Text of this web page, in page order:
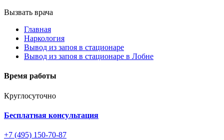
Вызвать врача
Главная
Наркология
Вывод из запоя в стационаре
Вывод из запоя в стационаре в Лобне
Время работы
Круглосуточно
Бесплатная консультация
+7 (495) 150-70-87